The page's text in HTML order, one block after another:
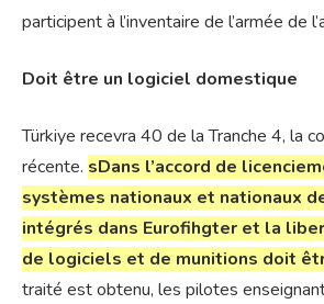
participent à l’inventaire de l’armée de
Doit être un logiciel domestique
Türkiye recevra 40 de la Tranche 4, la
récente. sDans l’accord de
systèmes nationaux et nationaux
intégrés dans Eurofihgter et la
de logiciels et de munitions doit
traité est obtenu, les pilotes